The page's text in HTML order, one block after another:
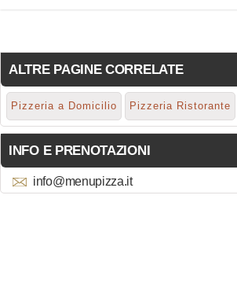
ALTRE PAGINE CORRELATE
Pizzeria a Domicilio Pizzeria Ristorante
INFO E PRENOTAZIONI
info@menupizza.it